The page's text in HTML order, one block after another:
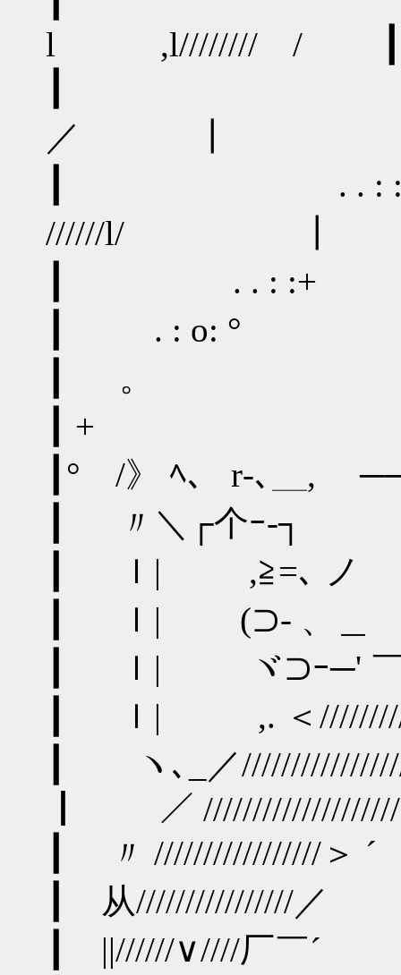
l ,l//////// / ┃
／ ┃
┃ . . : :
//////l/ ┃
┃ . . : :+
┃ . : o: ° ,
┃ 。 ／ .
┃ + ／ '´
┃° /》 ﾍ、
┃ 〃＼┌个ｰ
┃ ｌ| ,≧=､
┃ ｌ| (⊃‐ 、
┃ ｌ| ヾ⊃ｰ─' ￣
┃ ｌ| ,. ＜
┃ ヽ､_／
┃ ／
┃ 〃
┃ 从
┃